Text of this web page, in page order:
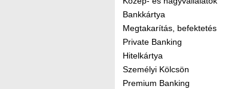
Bankkártya
Megtakarítás, befektetés
Private Banking
Hitelkártya
Személyi Kölcsön
Premium Banking